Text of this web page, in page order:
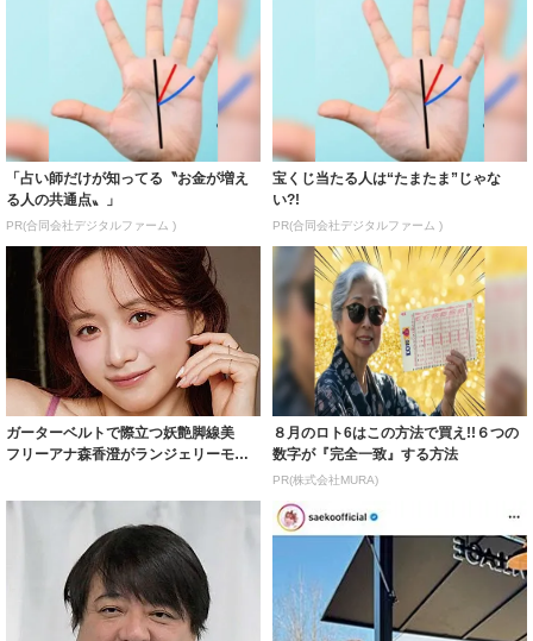
「占い師だけが知ってる〝お金が増え
る人の共通点〟」
PR(合同会社デジタルファーム )
宝くじ当たる人は“たまたま”じゃな
い?!
PR(合同会社デジタルファーム )
ガーターベルトで際立つ妖艶脚線美
フリーアナ森香澄がランジェリーモデ
８月のロト6はこの方法で買え!!６つの
数字が『完全一致』する方法
PR(株式会社MURA)